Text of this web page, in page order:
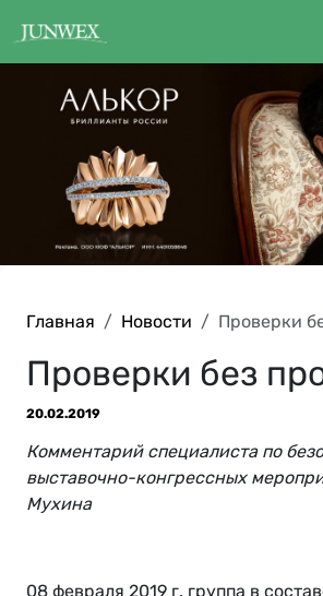
Главная Новости Проверки
Проверки без
20.02.2019
Комментарий специалиста по
выставочно-конгрессных
Мухина
08 февраля 2019 г. группа в